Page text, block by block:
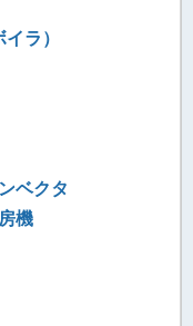
ラ）
ベクタ
機